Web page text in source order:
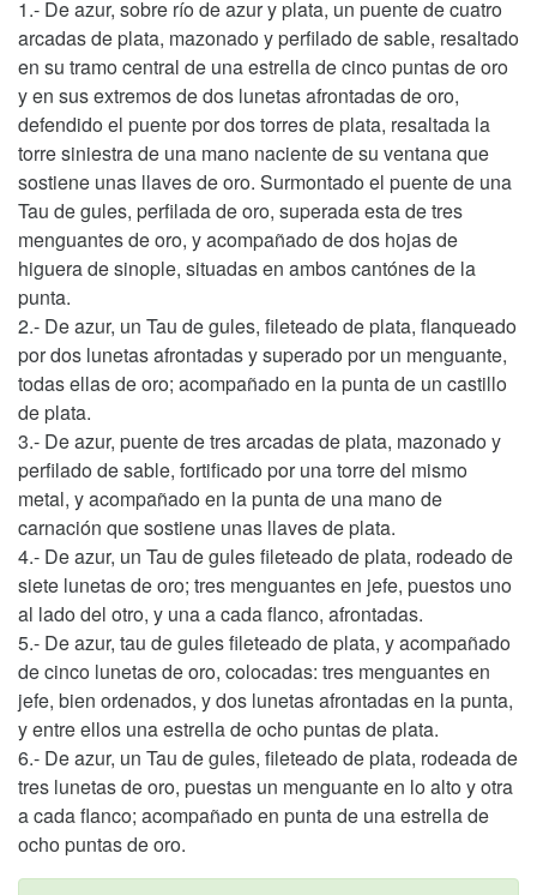
1.- De azur, sobre río de azur y plata, un puente de cuatro
arcadas de plata, mazonado y perfilado de sable, resaltado
en su tramo central de una estrella de cinco puntas de oro
y en sus extremos de dos lunetas afrontadas de oro,
defendido el puente por dos torres de plata, resaltada la
torre siniestra de una mano naciente de su ventana que
sostiene unas llaves de oro. Surmontado el puente de una
Tau de gules, perfilada de oro, superada esta de tres
menguantes de oro, y acompañado de dos hojas de
higuera de sinople, situadas en ambos cantónes de la
punta.
2.- De azur, un Tau de gules, fileteado de plata, flanqueado
por dos lunetas afrontadas y superado por un menguante,
todas ellas de oro; acompañado en la punta de un castillo
de plata.
3.- De azur, puente de tres arcadas de plata, mazonado y
perfilado de sable, fortificado por una torre del mismo
metal, y acompañado en la punta de una mano de
carnación que sostiene unas llaves de plata.
4.- De azur, un Tau de gules fileteado de plata, rodeado de
siete lunetas de oro; tres menguantes en jefe, puestos uno
al lado del otro, y una a cada flanco, afrontadas.
5.- De azur, tau de gules fileteado de plata, y acompañado
de cinco lunetas de oro, colocadas: tres menguantes en
jefe, bien ordenados, y dos lunetas afrontadas en la punta,
y entre ellos una estrella de ocho puntas de plata.
6.- De azur, un Tau de gules, fileteado de plata, rodeada de
tres lunetas de oro, puestas un menguante en lo alto y otra
a cada flanco; acompañado en punta de una estrella de
ocho puntas de oro.